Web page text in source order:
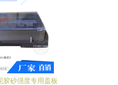
胶砂强度专用盖板